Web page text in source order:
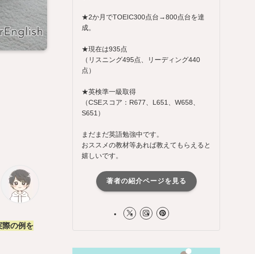
際の例を
★2か月でTOEIC300点台→800点台を達
成。
★現在は935点
（リスニング495点、リーディング440
点）
★英検準一級取得
（CSEスコア：R677、L651、W658、
S651）
まだまだ英語勉強中です。
おススメの教材等あれば教えてもらえると
嬉しいです。
著者の紹介ページを見る